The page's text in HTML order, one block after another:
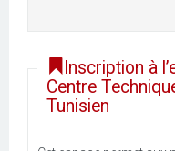
Inscription à
Centre
Tunisien